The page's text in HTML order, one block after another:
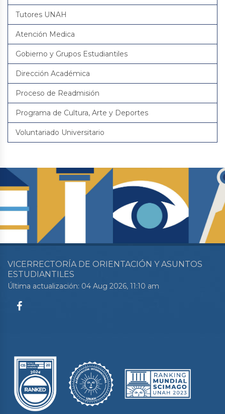
Tutores UNAH
Atención Medica
Gobierno y Grupos Estudiantiles
Dirección Académica
Proceso de Readmisión
Programa de Cultura, Arte y Deportes
Voluntariado Universitario
VICERRECTORÍA DE ORIENTACIÓN Y ASUNTOS
ESTUDIANTILES
Última actualización: 04 Aug 2026, 11:10 am